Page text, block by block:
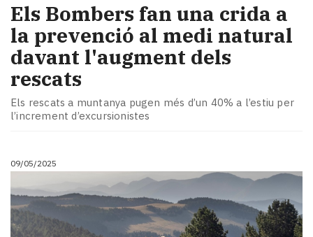
Els Bombers fan una crida a
la prevenció al medi natural
davant l'augment dels
rescats
Els rescats a muntanya pugen més d’un 40% a l’estiu per
l’increment d’excursionistes
09/05/2025